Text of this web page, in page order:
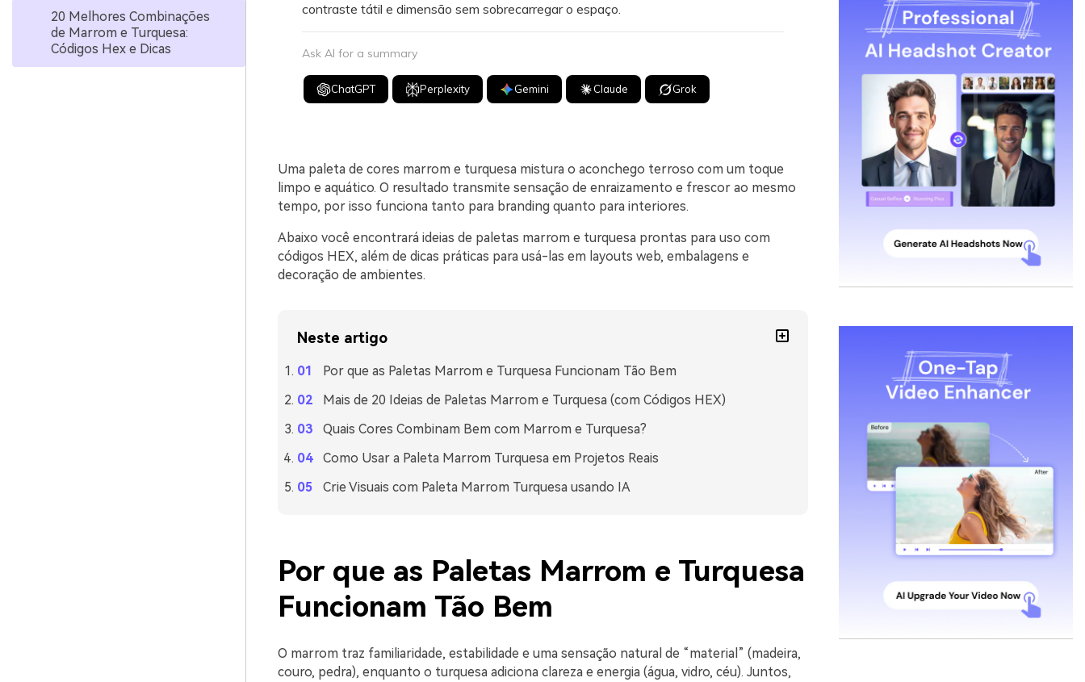
20 Melhores Combinações
de Marrom e Turquesa:
Códigos Hex e Dicas
contraste tátil e dimensão sem sobrecarregar o espaço.
Ask AI for a summary
ChatGPT Perplexity Gemini Claude Grok
Uma paleta de cores marrom e turquesa mistura o aconchego terroso com um toque
limpo e aquático. O resultado transmite sensação de enraizamento e frescor ao mesmo
tempo, por isso funciona tanto para branding quanto para interiores.
Abaixo você encontrará ideias de paletas marrom e turquesa prontas para uso com
códigos HEX, além de dicas práticas para usá-las em layouts web, embalagens e
decoração de ambientes.
Neste artigo
Por que as Paletas Marrom e Turquesa Funcionam Tão Bem
Mais de 20 Ideias de Paletas Marrom e Turquesa (com Códigos HEX)
Quais Cores Combinam Bem com Marrom e Turquesa?
Como Usar a Paleta Marrom Turquesa em Projetos Reais
Crie Visuais com Paleta Marrom Turquesa usando IA
Por que as Paletas Marrom e Turquesa
Funcionam Tão Bem
O marrom traz familiaridade, estabilidade e uma sensação natural de “material” (madeira,
couro, pedra), enquanto o turquesa adiciona clareza e energia (água, vidro, céu). Juntos,